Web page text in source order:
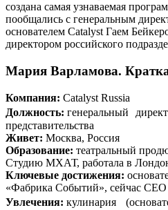
создана самая узнаваемая
пообщались с генеральным
основателем Catalyst Гаем
директором российского
Мария Варламова.
Компания: Catalyst Russia
Должность: генеральный
представительства
Живет: Москва, Россия
Образование: театральный
Студию МХАТ, работала в
Ключевые достижения:
«Фабрика Событий», сейчас CEO
Увлечения: кулинария